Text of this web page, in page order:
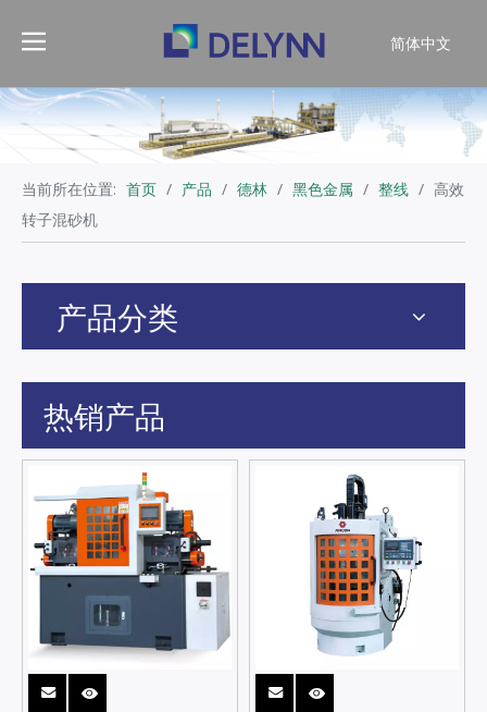
简体中文
当前所在位置: 首页 / 产品 / 德林 / 黑色金属 / 整线 / 高效
转子混砂机
产品分类
热销产品